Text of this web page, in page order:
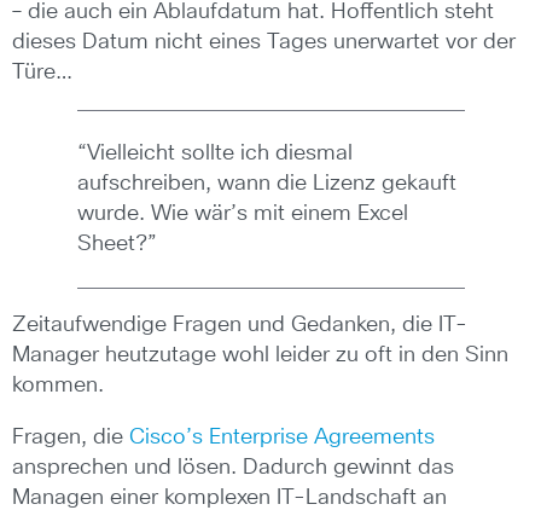
– die auch ein Ablaufdatum hat. Hoffentlich steht
dieses Datum nicht eines Tages unerwartet vor der
Türe…
“Vielleicht sollte ich diesmal
aufschreiben, wann die Lizenz gekauft
wurde. Wie wär’s mit einem Excel
Sheet?”
Zeitaufwendige Fragen und Gedanken, die IT-
Manager heutzutage wohl leider zu oft in den Sinn
kommen.
Fragen, die Cisco’s Enterprise Agreements
ansprechen und lösen. Dadurch gewinnt das
Managen einer komplexen IT-Landschaft an